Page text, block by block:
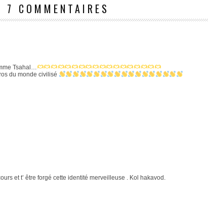
7 COMMENTAIRES
Tsahal…
du monde civilisé
et t’ être forgé cette identité merveilleuse . Kol hakavod.